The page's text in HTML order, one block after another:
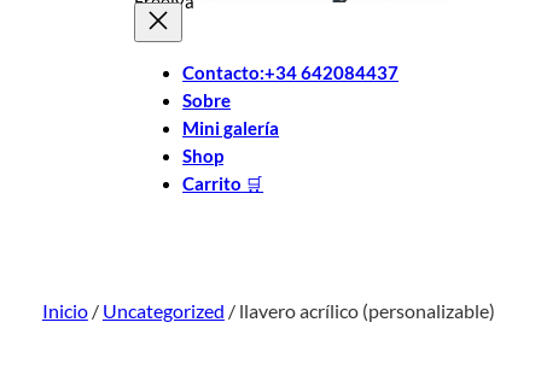
Contacto:+34 642084437
Sobre
Mini galería
Shop
Carrito 🛒
Inicio/ Uncategorized / llavero acrílico (personalizable)